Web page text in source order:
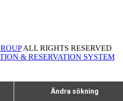
Ändra sökning
ALL RIGHTS RESERVED
& RESERVATION SYSTEM